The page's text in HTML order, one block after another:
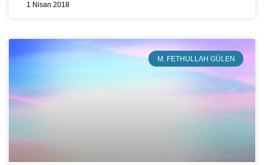
1 Nisan 2018
M. FETHULLAH GÜLEN